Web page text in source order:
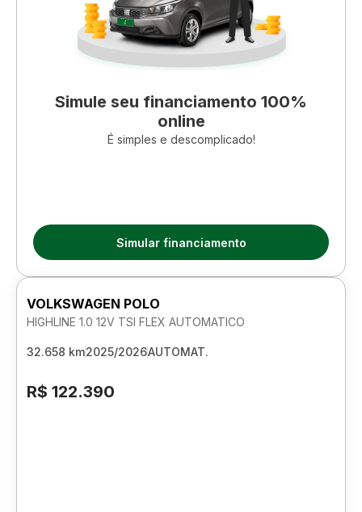
Simule seu financiamento 100%
online
É simples e descomplicado!
Simular financiamento
VOLKSWAGEN POLO
HIGHLINE 1.0 12V TSI FLEX AUTOMATICO
32.658 km2025/2026AUTOMAT.
R$ 122.390